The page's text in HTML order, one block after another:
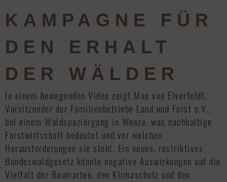
KAMPAGNE FÜR
DEN ERHALT
DER WÄLDER
In einem bewegenden Video zeigt Max von Elverfeldt,
Vorsitzender der Familienbetriebe Land und Forst e.V.,
bei einem Waldspaziergang in Weeze, was nachhaltige
Forstwirtschaft bedeutet und vor welchen
Herausforderungen sie steht. Ein neues, restriktives
Bundeswaldgesetz könnte negative Auswirkungen auf die
Vielfalt der Baumarten, den Klimaschutz und den